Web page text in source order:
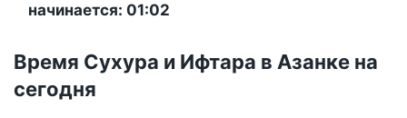
начинается: 01:02
Время Сухура и Ифтара в Азанке на
сегодня